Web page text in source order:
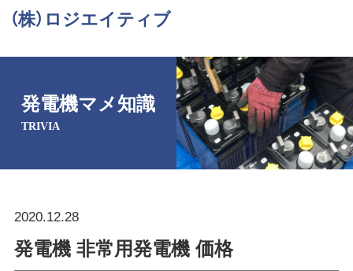
（株）ロジエイティブ
発電機マメ知識
TRIVIA
2020.12.28
発電機 非常用発電機 価格